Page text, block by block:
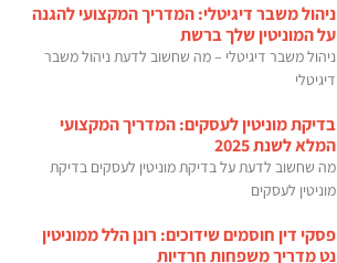
ניהול משבר דיגיטלי: המדריך המקצועי להגנה
על המוניטין שלך ברשת
ניהול משבר דיגיטלי – מה שחשוב לדעת ניהול משבר
דיגיטלי
בדיקת מוניטין לעסקים: המדריך המקצועי
המלא לשנת 2025
מה שחשוב לדעת על בדיקת מוניטין לעסקים בדיקת
מוניטין לעסקים
פסקי דין חוסמים שידוכים: רונן הלל ממוניטין
נט מדריך משפחות חרדיות